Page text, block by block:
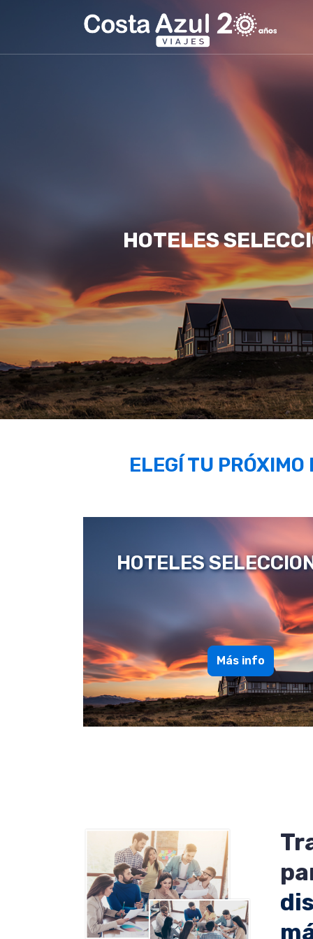
HOTELES
ELEGÍ TU PRÓXIMO
HOTELES
Más info